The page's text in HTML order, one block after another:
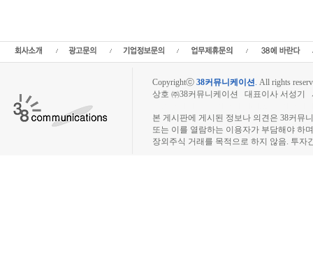
Copyrightⓒ 38커뮤니케이션. All rights
상호 ㈜38커뮤니케이션 대표이사 서성기
본 게시판에 게시된 정보나 의견은 38커뮤
또는 이를 열람하는 이용자가 부담해야 하
장외주식 거래를 목적으로 하지 않음. 투